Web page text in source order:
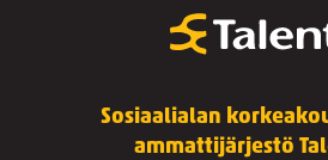
Sosiaalialan
ammattijärjestö